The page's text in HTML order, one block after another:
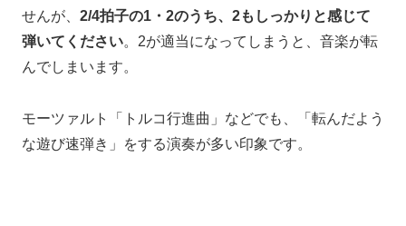
せんが、 2/4拍子の1・2のうち、2もしっかりと感じて
弾いてください。 2が適当になってしまうと、 音楽が転
んでしまいます。
モーツァルト「トルコ行進曲」 などでも、
「転んだよう
な遊び速弾き」をする演奏が多い印象です。